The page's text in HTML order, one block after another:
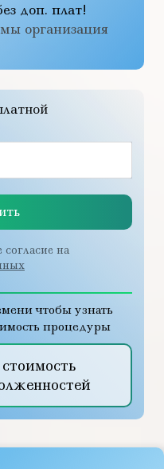
доп. плат!
организация
на
чтобы узнать
процедуры